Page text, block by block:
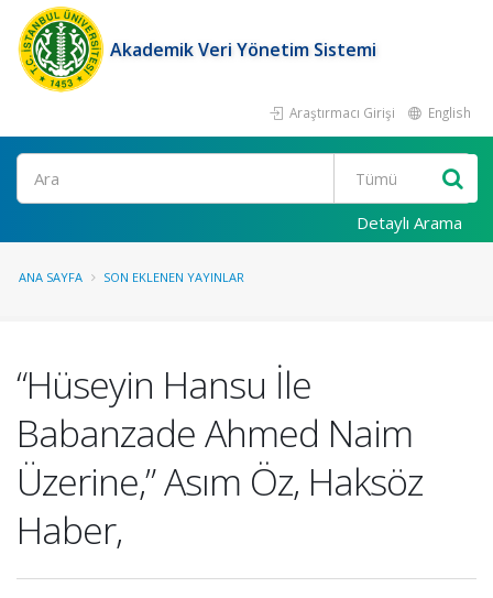
Akademik Veri Yönetim Sistemi
Araştırmacı Girişi English
Ara
Detaylı Arama
ANA SAYFA SON EKLENEN YAYINLAR
“Hüseyin Hansu İle
Babanzade Ahmed Naim
Üzerine,” Asım Öz, Haksöz
Haber,